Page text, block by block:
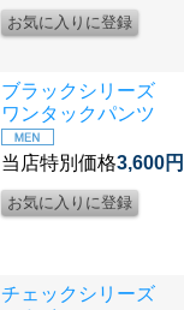
ブラックシリーズ
ワンタックパンツ
当店特別価格3,600円
チェックシリーズ